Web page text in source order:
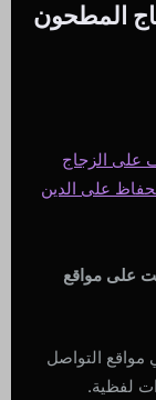
المطحون
على الزجاج
على الدين
على مواقع
التواصل
لفظية.